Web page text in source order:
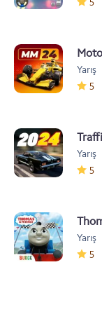
Yarış
5
Yarış
5
Yarış
5